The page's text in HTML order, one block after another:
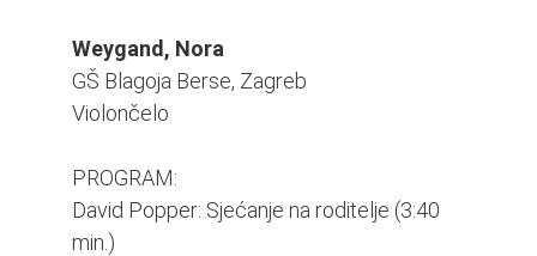
Weygand, Nora
GŠ Blagoja Berse, Zagreb
Violončelo
PROGRAM:
David Popper: Sjećanje na roditelje (3:40
min.)